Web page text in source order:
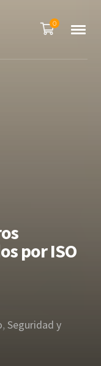
0
por ISO
,Seguridad y